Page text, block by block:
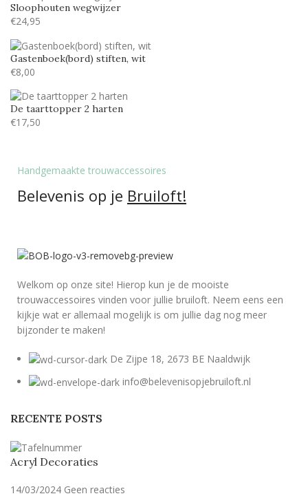
Sloophouten wegwijzer
€24,95
Gastenboek(bord) stiften, wit
€8,00
De taarttopper 2 harten
€17,50
Handgemaakte trouwaccessoires
Belevenis op je Bruiloft!
Welkom op onze site! Hierop kun je de mooiste
trouwaccessoires vinden voor jullie bruiloft. Neem eens een
kijkje wat er allemaal mogelijk is om jullie dag nog meer
bijzonder te maken!
De Zijpe 18, 2673 BE Naaldwijk
info@belevenisopjebruiloft.nl
RECENTE POSTS
Acryl Decoraties
14/03/2024 Geen reacties